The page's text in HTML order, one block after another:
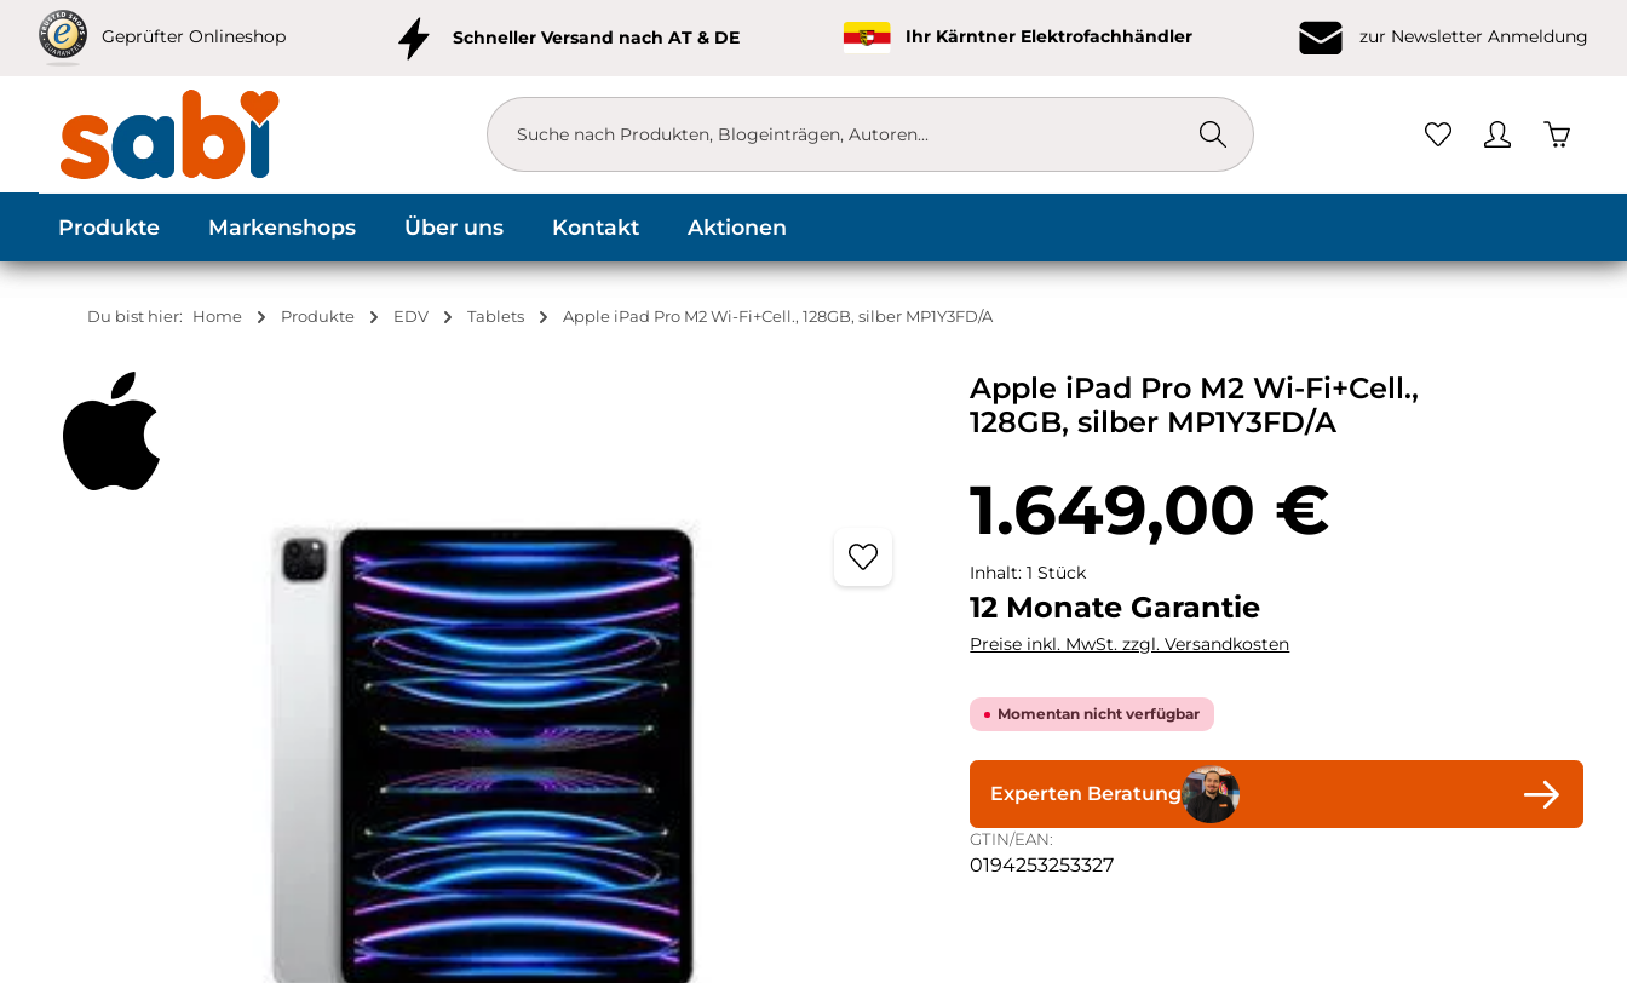
Hauptinhalt springen
Zur Suche springen
Zur Hauptnavigation springen
Geprüfter Onlineshop Schneller Versand nach AT & DE Ihr Kärntner Elektrofachhändler zur Newsletter Anmeldung
Produkte Markenshops Über uns Kontakt Aktionen
Du bist hier: Home Produkte EDV Tablets Apple iPad Pro M2 Wi-Fi+Cell., 128GB, silber MP1Y3FD/A
Apple iPad Pro M2 Wi-Fi+Cell.,
128GB, silber MP1Y3FD/A
1.649,00 €
Inhalt:1 Stück
12 Monate Garantie
Preise inkl. MwSt. zzgl. Versandkosten
Momentan nicht verfügbar
Experten Beratung
GTIN/EAN:
0194253253327